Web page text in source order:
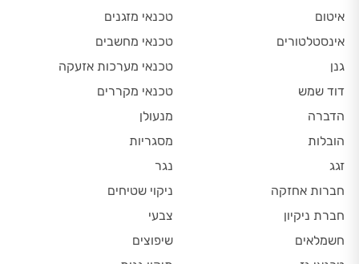
איטום
אינסטלטורים
גנן
דוד שמש
הדברה
הובלות
זגג
חברות אחזקה
חברת ניקיון
חשמלאים
טכנאי מזגנים
טכנאי מחשבים
טכנאי מערכות אזעקה
טכנאי מקררים
מנעולן
מסגריות
נגר
ניקוי שטיחים
צבעי
שיפוצים